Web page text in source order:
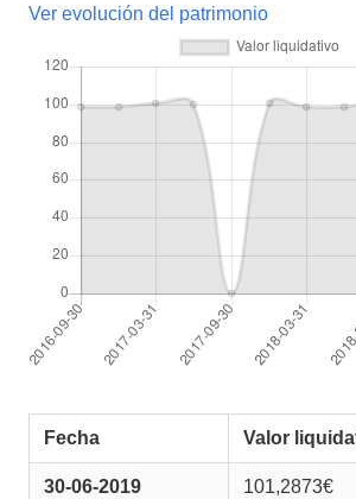
Ver evolución del patrimonio
Fecha Valor
30-06-2019 101,2873€